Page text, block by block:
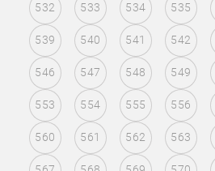
532 533 534 535
539 540 541 542
546 547 548 549
553 554 555 556
560 561 562 563